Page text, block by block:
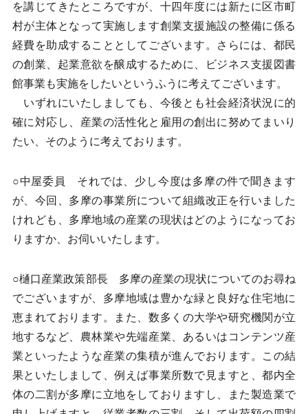
を講じてきたところですが、十四年度には新たに区市町
村が主体となって実施します創業支援施設の整備に係る
経費を助成することとしてございます。さらには、都民
の創業、起業意欲を醸成するために、ビジネス支援図書
館事業も実施をしたいというふうに考えてございます。
いずれにいたしましても、今後とも社会経済状況に的
確に対応し、産業の活性化と雇用の創出に努めてまいり
たい、そのように考えております。
○中屋委員 それでは、少し今度は多摩の件で聞きます
が、今回、多摩の事業所について組織改正を行いました
けれども、多摩地域の産業の現状はどのようになってお
りますか、お伺いいたします。
○樋口産業政策部長 多摩の産業の現状についてのお尋ね
でございますが、多摩地域は豊かな緑と良好な住宅地に
恵まれております。また、数多くの大学や研究機関が立
地するなど、農林業や先端産業、あるいはコンテンツ産
業といったような産業の集積が進んでおります。この結
果といたしまして、例えば事業所数で見ますと、都内全
体の二割が多摩に立地をしておりますし、また製造業で